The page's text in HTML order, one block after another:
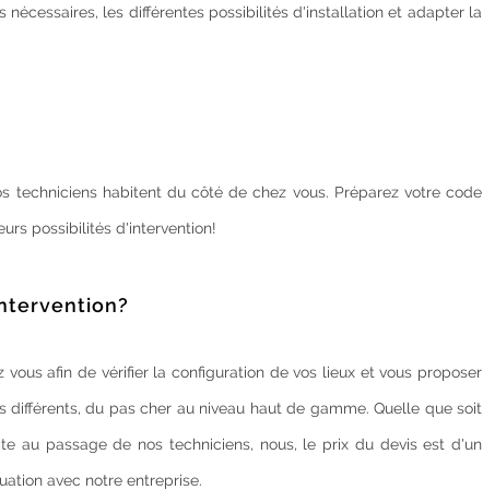
les différentes possibilités d'installation et adapter la
techniciens habitent du côté de chez vous. Préparez votre code
possibilités d'intervention!
afin de vérifier la configuration de vos lieux et vous proposer
du pas cher au niveau haut de gamme. Quelle que soit
au passage de nos techniciens, nous, le prix du devis est d'un
avec notre entreprise.